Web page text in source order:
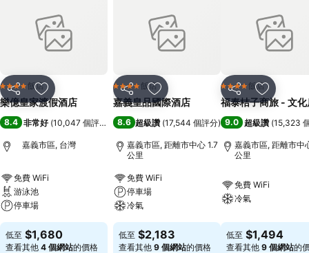
分享 加入我的最愛
4 星級 飯店
樂億皇家渡假酒店
8.4 非常好 (10,047 個評分
嘉義市區, 台灣
免費 WiFi
游泳池
停車場
低至 $1,680
查看其他 4 個網站的價格
分享 加入我的最愛
4 星級 飯店
嘉義皇品國際酒店
8.6 超級讚 (17,544 個評分)
嘉義市區, 距離市中心 1.7
公里
免費 WiFi
停車場
冷氣
低至 $2,183
查看其他 9 個網站的價格
分享 加入我的
4 星級 飯店
福泰桔子商旅 - 文化
9.0 超級讚 (15,323
嘉義市區, 距離市中
公里
免費 WiFi
冷氣
低至 $1,494
查看其他 9 個網站的